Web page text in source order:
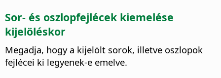
Sor- és oszlopfejlécek kiemelése
kijelöléskor
Megadja, hogy a kijelölt sorok, illetve oszlopok
fejlécei ki legyenek-e emelve.